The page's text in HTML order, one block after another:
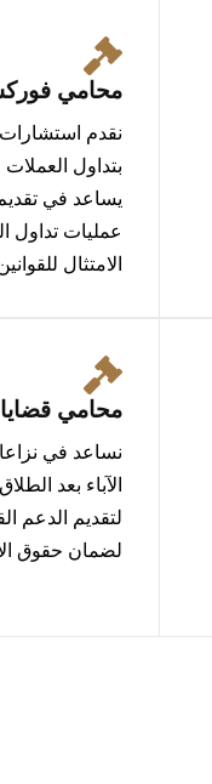
محامي
نقدم استشارات
بتداول العملات
يساعد في
عمليات
الامتثال
محامي
نساعد في
الآباء بعد
لتقديم الدعم
لضمان حقوق